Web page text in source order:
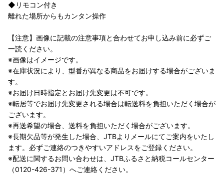
◆リモコン付き
離れた場所からもカンタン操作
【注意】画像に記載の注意事項と合わせてお申し込み前に必ずご
一読ください。
※画像はイメージです。
※在庫状況により、型番が異なる商品をお届けする場合がございま
す。
※お届け日時指定とお届け先変更は不可です。
※転居等でお届け先変更される場合は転送料を負担いただく場合が
ございます。
※再送希望の場合、送料を負担いただく場合がございます。
※長期欠品等が発生した場合、JTBよりメールにてご案内をいたし
ます。必ずご連絡のつきやすいアドレスをご登録ください。
※配送に関するお問い合わせは、JTBふるさと納税コールセンター
（0120-426-371）へご連絡ください。